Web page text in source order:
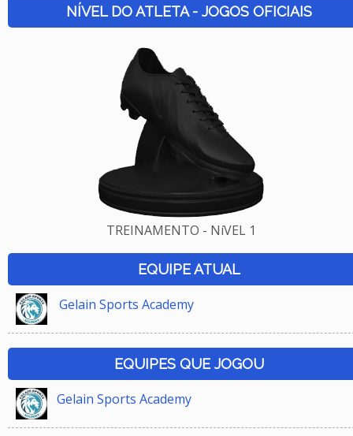
NÍVEL DO ATLETA - JOGOS OFICIAIS
TREINAMENTO - NíVEL 1
EQUIPE ATUAL
Gelain Sports Academy
EQUIPES QUE JOGOU
Gelain Sports Academy